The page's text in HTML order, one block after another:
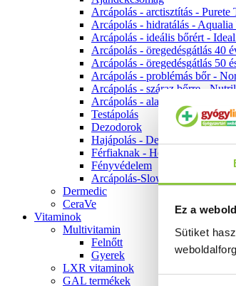
Ez a
Sütiket
Arcápolás - arctisztítás - Purete
Arcápolás - hidratálás - Aqualia
Arcápolás - ideális bőrért -
Arcápolás - öregedésgátlás 40
Arcápolás - öregedésgátlás 50
Arcápolás - problémás bőr -
Arcápolás - száraz bőrre -
Arcápolás - alapozók
Testápolás
Dezodorok
Hajápolás - Dercos
Férfiaknak - Homme
Fényvédelem
Arcápolás-Slow Age
Dermedic
CeraVe
Vitaminok
Multivitamin
Felnőtt
Gyerek
LXR vitaminok
GAL termékek